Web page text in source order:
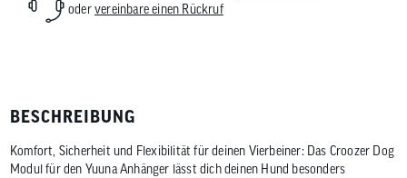
odervereinbare einen Rückruf
BESCHREIBUNG
Komfort, Sicherheit und Flexibilität für deinen Vierbeiner: Das Croozer Dog
Modul für den Yuuna Anhänger lässt dich deinen Hund besonders